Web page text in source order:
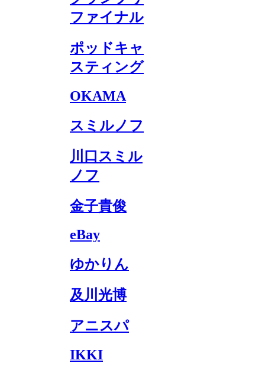
ファイナル
ポッドキャ
スティング
OKAMA
スミルノフ
川口スミル
ノフ
金子貴俊
eBay
ゆかりん
及川光博
アニスパ
IKKI